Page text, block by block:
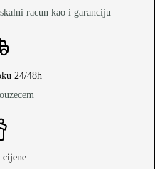
racun kao i garanciju
24/48h
cijene